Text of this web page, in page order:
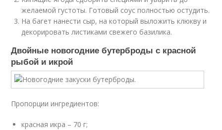
желаемой густоты. Готовый соус полностью остудить.
На багет нанести сыр, на который выложить клюкву и
декорировать листиками свежего базилика.
Двойные новогодние бутерброды с красной
рыбой и икрой
Пропорции ингредиентов:
красная икра – 70 г;